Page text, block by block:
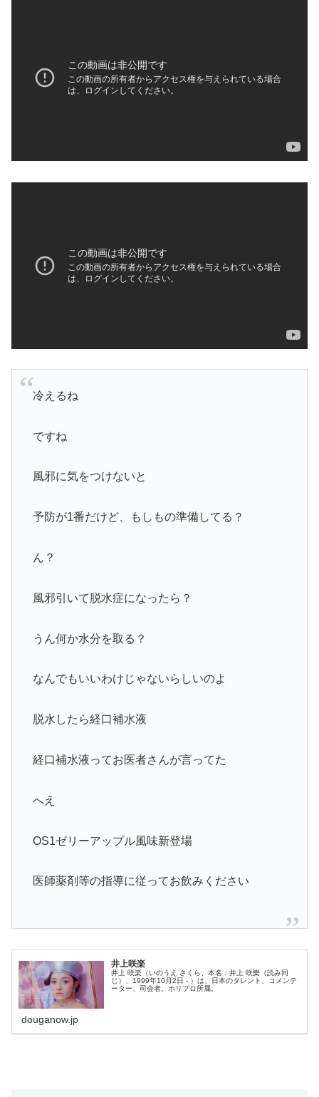
冷えるね
ですね
風邪に気をつけないと
予防が1番だけど、もしもの準備してる？
ん？
風邪引いて脱水症になったら？
うん何か水分を取る？
なんでもいいわけじゃないらしいのよ
脱水したら経口補水液
経口補水液ってお医者さんが言ってた
へえ
OS1ゼリーアップル風味新登場
医師薬剤等の指導に従ってお飲みください
井上咲楽
井上 咲楽（いのうえ さくら、本名：井上 咲樂（読み同
じ）、1999年10月2日 - ）は、日本のタレント、コメンテ
ーター、司会者。ホリプロ所属。
douganow.jp